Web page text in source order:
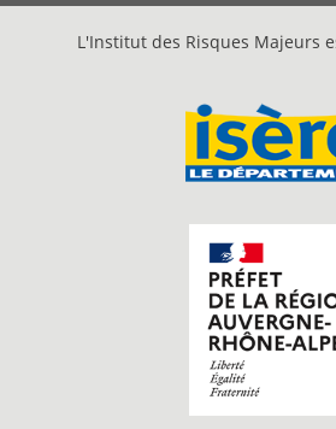
L'Institut des Risques Majeurs